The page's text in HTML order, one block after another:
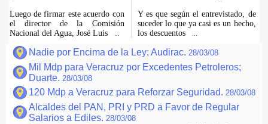
Luego de firmar este acuerdo con
el director de la Comisión
Nacional del Agua, José Luis
Y es que según el entrevistado, de
suceder lo que ya casi es un hecho,
los descuentos
Nadie por Encima de la Ley; Audirac. 28/03/08
Mil Mdp para Veracruz por Excedentes Petroleros;
Duarte. 28/03/08
120 Mdp a Veracruz para Reforzar Seguridad. 28/03/08
Alcaldes del PAN, PRI y PRD a Favor de Regular
Salarios a Ediles. 28/03/08